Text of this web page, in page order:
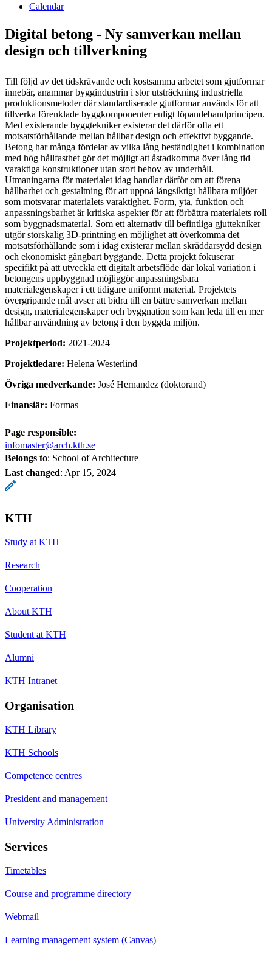
Calendar
Digital betong - Ny samverkan mellan
design och tillverkning
Till följd av det tidskrävande och kostsamma arbetet som gjutformar
innebär, anammar byggindustrin i stor utsträckning industriella
produktionsmetoder där standardiserade gjutformar används för att
tillverka förenklade byggkomponenter enligt löpandebandprincipen.
Med existerande byggtekniker existerar det därför ofta ett
motsatsförhållande mellan hållbar design och effektivt byggande.
Betong har många fördelar av vilka lång beständighet i kombination
med hög hållfasthet gör det möjligt att åstadkomma över lång tid
varaktiga konstruktioner utan stort behov av underhåll.
Utmaningarna för materialet idag handlar därför om att förena
hållbarhet och gestaltning för att uppnå långsiktigt hållbara miljöer
som motsvarar materialets varaktighet. Form, yta, funktion och
anpassningsbarhet är kritiska aspekter för att förbättra materialets roll
som byggnadsmaterial. Som ett alternativ till befintliga gjuttekniker
utgör storskalig 3D-printning en möjlighet att överkomma det
motsatsförhållande som i idag existerar mellan skräddarsydd design
och ekonomiskt gångbart byggande. Detta projekt fokuserar
specifikt på att utveckla ett digitalt arbetsflöde där lokal variation i
betongens uppbyggnad möjliggör anpassningsbara
materialegenskaper i ett tidigare uniformt material. Projektets
övergripande mål avser att bidra till en bättre samverkan mellan
design, materialegenskaper och byggnation som kan leda till en mer
hållbar användning av betong i den byggda miljön.
Projektperiod: 2021-2024
Projektledare: Helena Westerlind
Övriga medverkande: José Hernandez (doktorand)
Finansiär: Formas
Page responsible:
infomaster@arch.kth.se
Belongs to: School of Architecture
Last changed: Apr 15, 2024
KTH
Study at KTH
Research
Cooperation
About KTH
Student at KTH
Alumni
KTH Intranet
Organisation
KTH Library
KTH Schools
Competence centres
President and management
University Administration
Services
Timetables
Course and programme directory
Webmail
Learning management system (Canvas)